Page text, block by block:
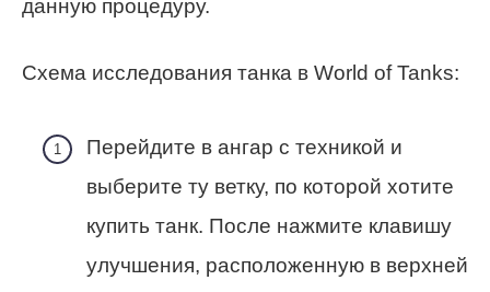
данную процедуру.
Схема исследования танка в World of Tanks:
Перейдите в ангар с техникой и
выберите ту ветку, по которой хотите
купить танк. После нажмите клавишу
улучшения, расположенную в верхней